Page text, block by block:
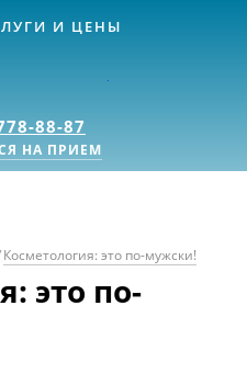
88-87
НА ПРИЕМ
И ЦЕНЫ
Косметология: это по-мужски!
это по-